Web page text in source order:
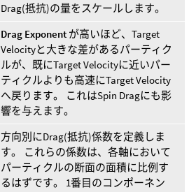
Drag(抵抗)の量をスケールします。
Drag Exponent が高いほど、Target
Velocityと大きな差があるパーティク
ルが、既にTarget Velocityに近いパー
ティクルよりも高速にTarget Velocity
へ戻ります。 これはSpin Dragにも影
響を与えます。
方向別にDrag(抵抗)係数を定義しま
す。 これらの係数は、各軸において
パーティクルの断面の面積に比例す
るはずです。 1番目のコンポーネン